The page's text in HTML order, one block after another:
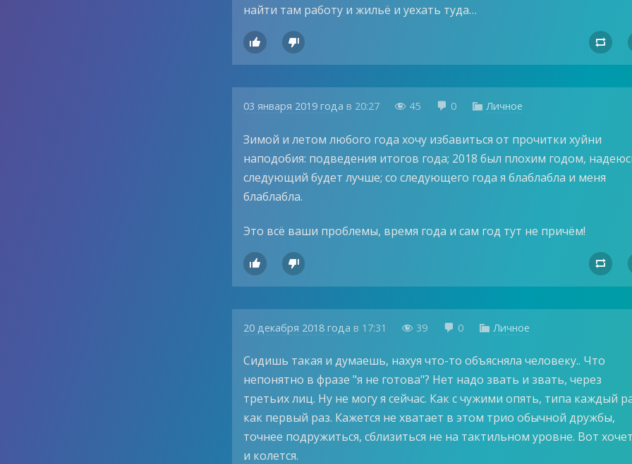
найти там работу и жильё и уехать туда…
  
03 января 2019 года в 20:27  45  0  Личное
Зимой и летом любого года хочу избавиться от прочитки хуйни
наподобия: подведения итогов года; 2018 был плохим годом,
следующий будет лучше; со следующего года я блаблабла и меня
блаблабла.
Это всё ваши проблемы, время года и сам год тут не причём!
  
20 декабря 2018 года в 17:31  39  0  Личное
Сидишь такая и думаешь, нахуя что-то объясняла человеку.. Что
непонятно в фразе "я не готова"? Нет надо звать и звать, через
третьих лиц. Ну не могу я сейчас. Как с чужими опять, типа каждый
как первый раз. Кажется не хватает в этом трио обычной дружбы,
точнее подружиться, сблизиться не на тактильном уровне. Вот
и колется.